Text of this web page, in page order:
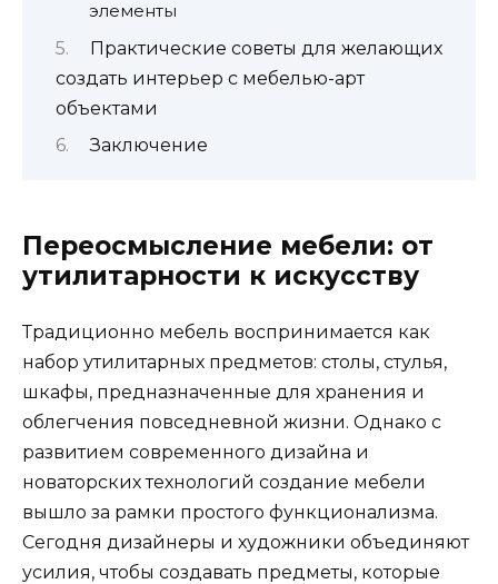
элементы
Практические советы для желающих
создать интерьер с мебелью-арт
объектами
Заключение
Переосмысление мебели: от
утилитарности к искусству
Традиционно мебель воспринимается как
набор утилитарных предметов: столы, стулья,
шкафы, предназначенные для хранения и
облегчения повседневной жизни. Однако с
развитием современного дизайна и
новаторских технологий создание мебели
вышло за рамки простого функционализма.
Сегодня дизайнеры и художники объединяют
усилия, чтобы создавать предметы, которые